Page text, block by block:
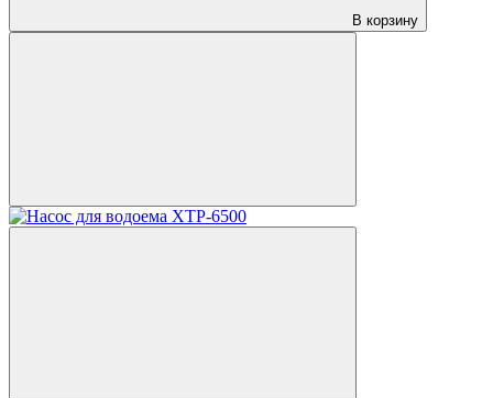
В корзину